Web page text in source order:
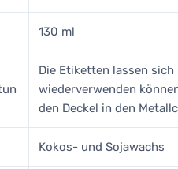
130 ml
Die Etiketten lassen sich
wiederverwenden
den Deckel in den
Kokos- und Sojawachs